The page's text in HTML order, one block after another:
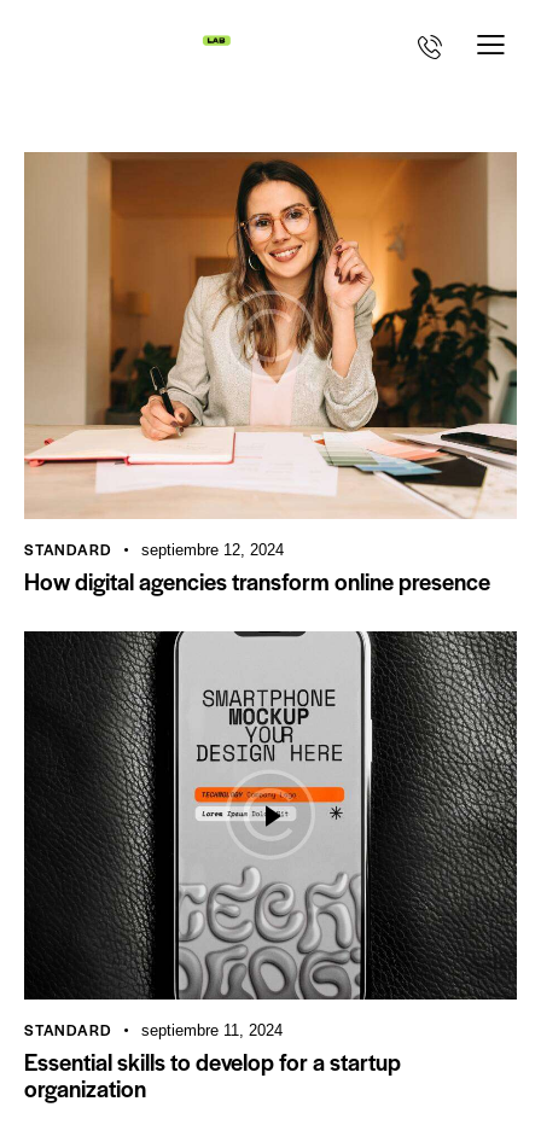
STANDARD septiembre 12, 2024
How digital agencies transform online presence
STANDARD septiembre 11, 2024
Essential skills to develop for a startup
organization